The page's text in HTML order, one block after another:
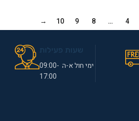
4
…
8
9
10
→
ימי חול א-ה 09:00-
17:00